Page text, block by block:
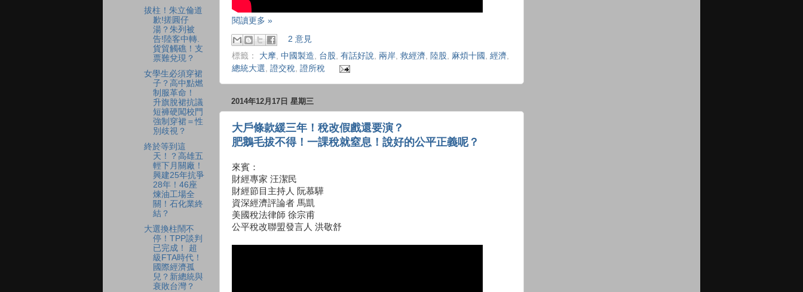
閱讀更多 »
2 意見
標籤： 大摩, 中國製造, 台股, 有話好說, 兩岸, 救經濟, 陸股, 麻煩十國 , 經濟,
總統大選, 證交稅, 證所稅
2014年12月17日 星期三
大戶條款緩三年！稅改假戲還要演？
肥鵝毛拔不得！一課稅就窒息！說好的公平正義呢？
來賓：
財經專家 汪潔民
財經節目主持人 阮慕驊
資深經濟評論者 馬凱
美國稅法律師 徐宗甫
公平稅改聯盟發言人 洪敬舒
拔柱！朱立倫道
歉!搓圓仔
湯？朱列被
告!陸客中轉.
貨貿觸礁！支
票難兌現？
女學生必須穿裙
子？高中點燃
制服革命！
升旗脫裙抗議
短褲硬闖校門
強制穿裙＝性
別歧視？
終於等到這
天！？高雄五
輕下月關廠！
興建25年抗爭
28年！46座
煉油工場全
關！石化業終
結？
大選換柱鬧不
停！TPP談判
已完成！ 超
級FTA時代！
國際經濟孤
兒？新總統與
衰敗台灣？